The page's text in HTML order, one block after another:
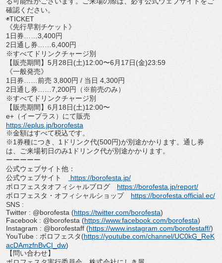
確認ください。
◉TICKET
《先行早割チケット》
1日券……3,400円
2日通し券……6,400円
※すべてドリンクチャージ別
【販売期間】5月28日(土)12:00〜6月17日(金)23:59
《一般発売》
1日券……前売 3,800円 / 当日 4,300円
2日通し券……7,200円（※前売のみ）
※すべてドリンクチャージ別
【販売期間】6月18日(土)12:00〜
e+（イープラス）にて販売
https://eplus.jp/borofesta
※金額はすべて税込です。
※1券種につき、1ドリンク代(500円)が別途かかります。 通し券
は、ご来場初日のみ1ドリンク代が別途かかります。
ーーーーー
公式ウェブサイト他：
公式ウェブサイト
https://borofesta.jp/
ボロフェスタオフィシャルブログ https://borofesta.jp/report/
ボロフェスタ・オフィシャルショップ https://borofesta.official.ec/
SNS :
Twitter : @borofesta (https://twitter.com/borofesta)
Facebook : @borofesta (https://www.facebook.com/borofesta)
Instagram : @borofestaff (https://www.instagram.com/borofestaff/)
YouTube : ボロフェスタ(https://youtube.com/channel/UC0kG_ReK
acDAmzfnBvCI_ dw)
【問い合わせ】